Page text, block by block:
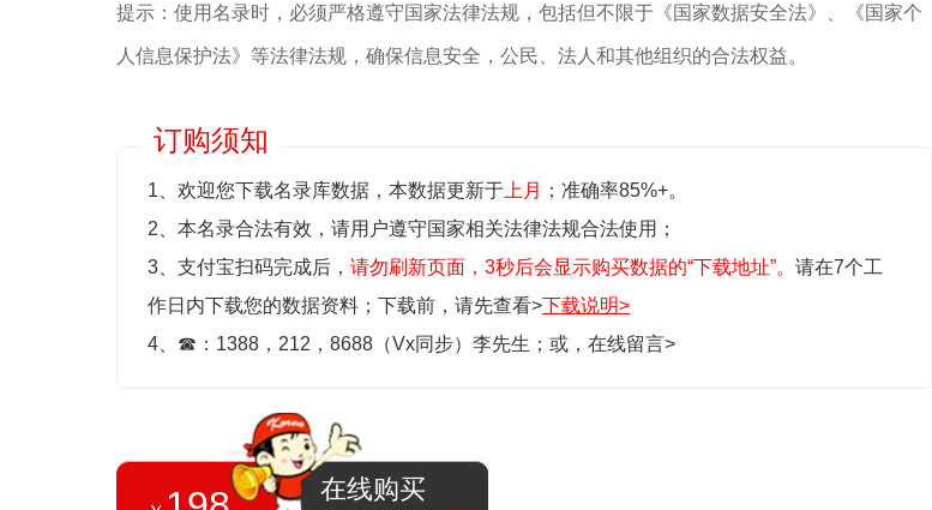
提示：使用名录时，必须严格遵守国家法律法规，包括但不限于《国家数据安全法》、《国家个
人信息保护法》等‌法律法规，确保信息安全，公民、法人和其他组织的合法权益。
订购须知
1、欢迎您下载名录库数据，本数据更新于 上月
；准确率85%+。
2、本名录合法有效，请用户遵守国家相关法律法规合法使用；
3、支付宝扫码完成后， 请勿刷新页面，3秒后会显示购买数据的“下载地址”。 请在7个工
作日内下载您的数据资料； 下载前，请先查看>下载说明>
4、 ☎ ：1388，212，8688（Vx同步）李先生；或， 在线留言>
在线购买